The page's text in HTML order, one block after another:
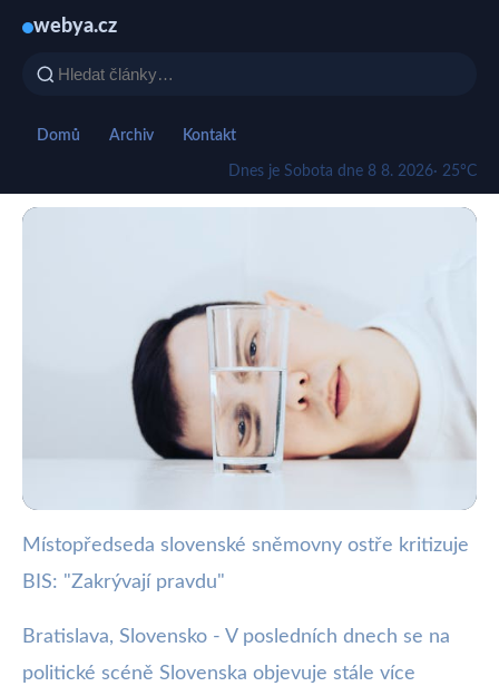
webya.cz
Domů Archiv Kontakt
Dnes je Sobota dne 8 8. 2026· 25°C
webya.cz
Místopředseda slovenské
sněmovny obvinil BIS z lží a
zkreslování
Místopředseda slovenské sněmovny ostře kritizuje
BIS: "Zakrývají pravdu"
Bratislava, Slovensko - V posledních dnech se na
politické scéně Slovenska objevuje stále více